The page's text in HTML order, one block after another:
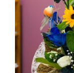
DETALLES